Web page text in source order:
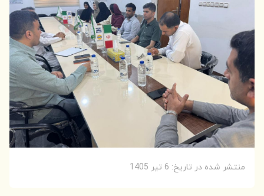
منتشر شده در تاریخ: 6 تیر 1405